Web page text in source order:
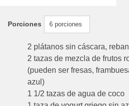
Porciones 6 porciones
2 plátanos sin cáscara,
2 tazas de mezcla de frutos
(pueden ser fresas,
azul)
1 1/2 tazas de agua de coco